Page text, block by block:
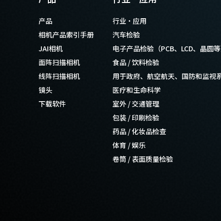
产品
相机产品索引手册
JAI相机
面阵扫描相机
线阵扫描相机
镜头
下载软件
行业·应用
汽车检验
电子产品检验（PCB、LCD、晶圆
食品 / 饮料检验
用于政府、航空航天、国防和监视
医疗和生命科学
室外 / 交通管理
包装 / 印刷检验
药品 / 化妆品检查
体育 / 娱乐
卷筒 / 表面质量检验